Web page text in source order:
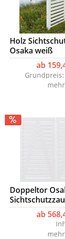
Holz
Osaka weiß
ab
Grundpreis:
Doppeltor
weiß
ab